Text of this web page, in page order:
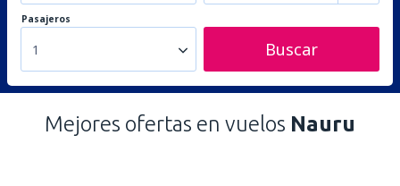
Pasajeros
1 Buscar
Mejores ofertas en vuelos Nauru